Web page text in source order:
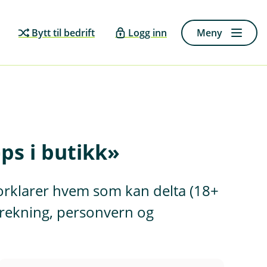
Bytt til bedrift Logg inn Meny
i butikk»
hvem som kan delta (18+
personvern og